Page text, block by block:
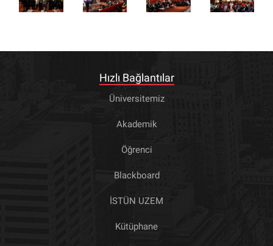
Hızlı Bağlantılar
Üniversitemiz
Akademik
Öğrenci
Blackboard
İSTÜN UZEM
Kütüphane